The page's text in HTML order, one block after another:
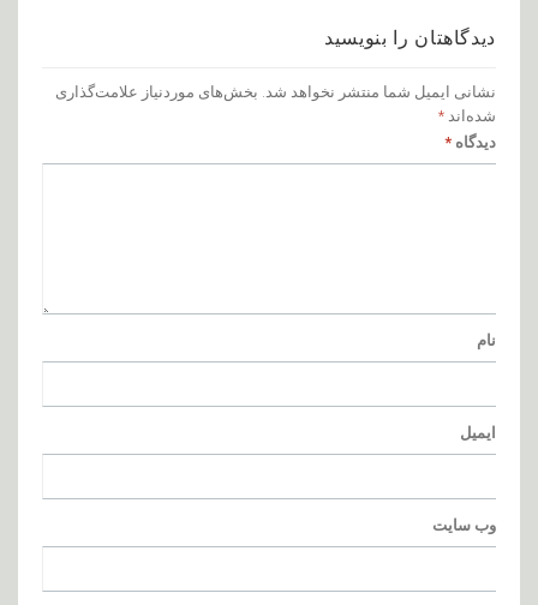
دیدگاهتان را بنویسید
نشانی ایمیل شما منتشر نخواهد شد. بخش‌های موردنیاز علامت‌گذاری
شده‌اند *
دیدگاه *
نام
ایمیل
وب‌ سایت